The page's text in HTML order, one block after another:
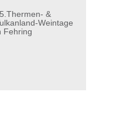
&
Weintage
Fehring